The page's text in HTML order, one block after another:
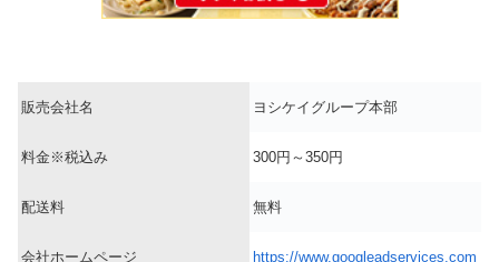
販売会社名 ヨシケイグループ本部
料金※税込み 300円～350円
配送料 無料
会社ホームページ https://www.googleadservices.com